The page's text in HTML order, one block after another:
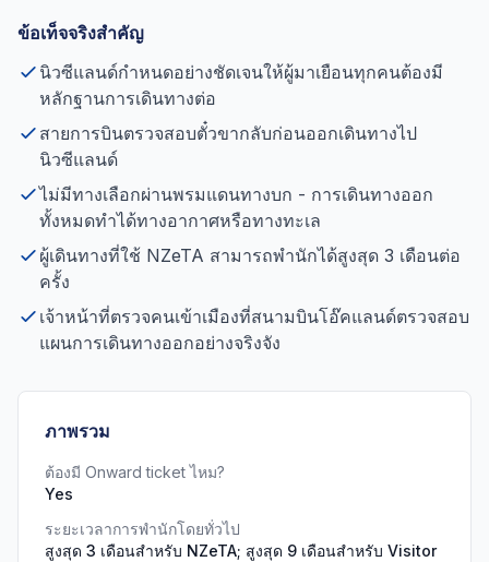
ข้อเท็จจริงสำคัญ
นิวซีแลนด์กำหนดอย่างชัดเจนให้ผู้มาเยือนทุกคนต้องมี
หลักฐานการเดินทางต่อ
สายการบินตรวจสอบตั๋วขากลับก่อนออกเดินทางไป
นิวซีแลนด์
ไม่มีทางเลือกผ่านพรมแดนทางบก - การเดินทางออก
ทั้งหมดทำได้ทางอากาศหรือทางทะเล
ผู้เดินทางที่ใช้ NZeTA สามารถพำนักได้สูงสุด 3 เดือนต่อ
ครั้ง
เจ้าหน้าที่ตรวจคนเข้าเมืองที่สนามบินโอ๊คแลนด์ตรวจสอบ
แผนการเดินทางออกอย่างจริงจัง
ภาพรวม
ต้องมี Onward ticket ไหม?
Yes
ระยะเวลาการพำนักโดยทั่วไป
สูงสุด 3 เดือนสำหรับ NZeTA; สูงสุด 9 เดือนสำหรับ Visitor